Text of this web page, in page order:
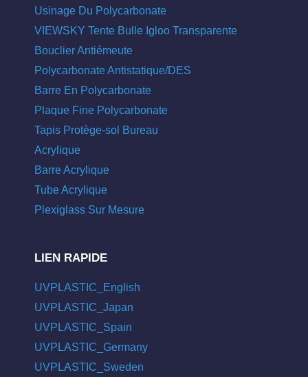
Usinage Du Polycarbonate
VIEWSKY Tente Bulle Igloo Transparente
Bouclier Antiémeute
Polycarbonate Antistatique/DES
Barre En Polycarbonate
Plaque Fine Polycarbonate
Tapis Protège-sol Bureau
Acrylique
Barre Acrylique
Tube Acrylique
Plexiglass Sur Mesure
LIEN RAPIDE
UVPLASTIC_English
UVPLASTIC_Japan
UVPLASTIC_Spain
UVPLASTIC_Germany
UVPLASTIC_Sweden